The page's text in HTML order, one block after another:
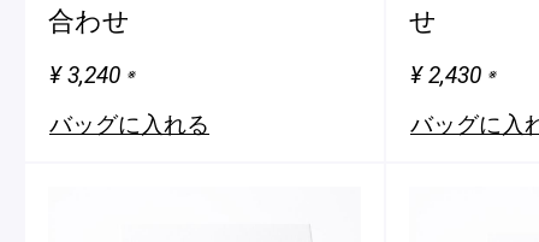
合わせ
¥ 3,240 ※
バッグに入れる
せ
¥ 2,430 ※
バッグに入